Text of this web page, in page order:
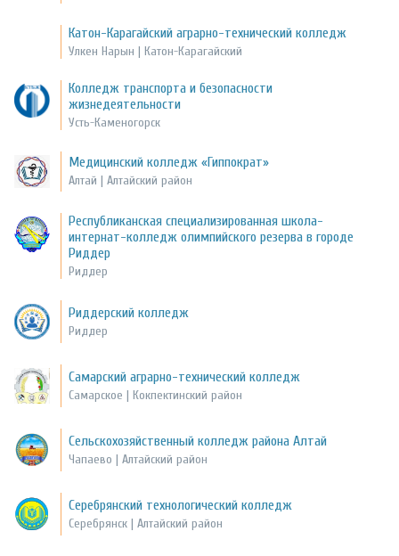
Катон-Карагайский аграрно-технический колледж
Улкен Нарын | Катон-Карагайский
Колледж транспорта и безопасности
жизнедеятельности
Усть-Каменогорск
Медицинский колледж «Гиппократ»
Алтай | Алтайский район
Республиканская специализированная школа-
интернат-колледж олимпийского резерва в городе
Риддер
Риддер
Риддерский колледж
Риддер
Самарский аграрно-технический колледж
Самарское | Кокпектинский район
Сельскохозяйственный колледж района Алтай
Чапаево | Алтайский район
Серебрянский технологический колледж
Серебрянск | Алтайский район